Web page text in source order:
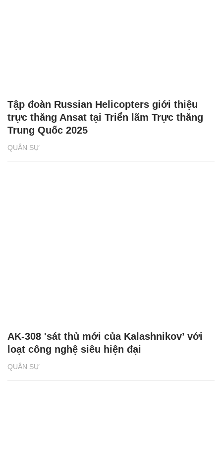
QUÂN SỰ
Tập đoàn Russian Helicopters giới thiệu
trực thăng Ansat tại Triển lãm Trực thăng
Trung Quốc 2025
QUÂN SỰ
AK-308 'sát thủ mới của Kalashnikov’ với
loạt công nghệ siêu hiện đại